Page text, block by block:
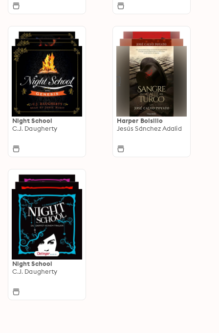
Night School
C.J. Daugherty
Harper Bolsillo
Jesús Sánchez Adalid
Night School
C.J. Daugherty